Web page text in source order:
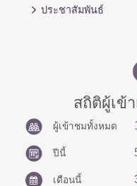
ประชาสัมพันธ์
สถิติผู้เข้
ผู้เข้าชมทั้งหมด
ปีนี้
เดือนนี้